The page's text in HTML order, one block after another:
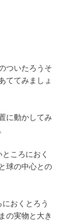
ついたろうそ
ててみましょ
に動かしてみ
ころにおく
球の中心との
おくとろう
の実物と大き